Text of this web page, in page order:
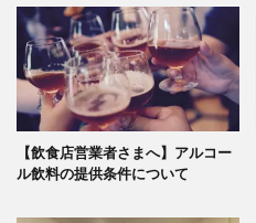
【飲食店営業者さまへ】アルコー
ル飲料の提供条件について